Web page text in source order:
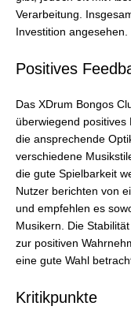
Verarbeitung.
Investition angesehen.
Positives
Das XDrum Bongos
überwiegend positives
die ansprechende
verschiedene
die gute Spielbarkeit
Nutzer berichten von
und empfehlen es
Musikern. Die
zur positiven
eine gute Wahl
Kritikpunkte